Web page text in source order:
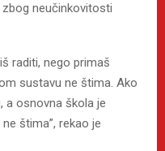
neučinkovitosti
raditi, nego primaš
sustavu ne štima. Ako
a osnovna škola je
štima”, rekao je